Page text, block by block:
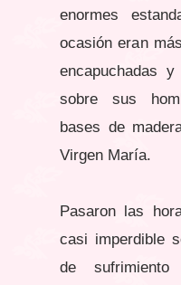
enormes
ocasión eran
encapuchadas
sobre sus
bases de
Virgen María.
Pasaron las
casi imperdible
de